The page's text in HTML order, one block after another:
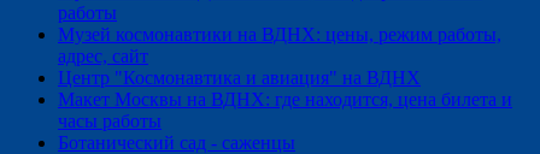
работы
Музей космонавтики на ВДНХ: цены, режим работы,
адрес, сайт
Центр "Космонавтика и авиация" на ВДНХ
Макет Москвы на ВДНХ: где находится, цена билета и
часы работы
Ботанический сад - саженцы